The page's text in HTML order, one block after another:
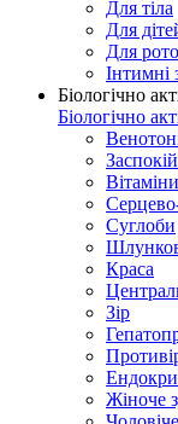
Для тіла
Для
Для
Інтимні
Біологічно
Біологічно
Суглоби
Краса
Зір
Жіноче